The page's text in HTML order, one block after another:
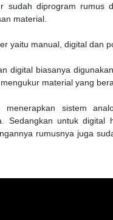
sudah diprogram rumus
material.
yaitu manual, digital dan
digital biasanya
material yang
menerapkan sistem
Sedangkan untuk digital
rumusnya juga